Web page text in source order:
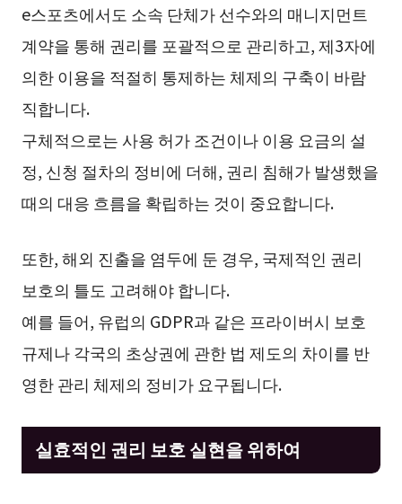
e스포츠에서도 소속 단체가 선수와의 매니지먼트
계약을 통해 권리를 포괄적으로 관리하고, 제3자에
의한 이용을 적절히 통제하는 체제의 구축이 바람
직합니다.
구체적으로는 사용 허가 조건이나 이용 요금의 설
정, 신청 절차의 정비에 더해, 권리 침해가 발생했을
때의 대응 흐름을 확립하는 것이 중요합니다.
또한, 해외 진출을 염두에 둔 경우, 국제적인 권리
보호의 틀도 고려해야 합니다.
예를 들어, 유럽의 GDPR과 같은 프라이버시 보호
규제나 각국의 초상권에 관한 법 제도의 차이를 반
영한 관리 체제의 정비가 요구됩니다.
실효적인 권리 보호 실현을 위하여